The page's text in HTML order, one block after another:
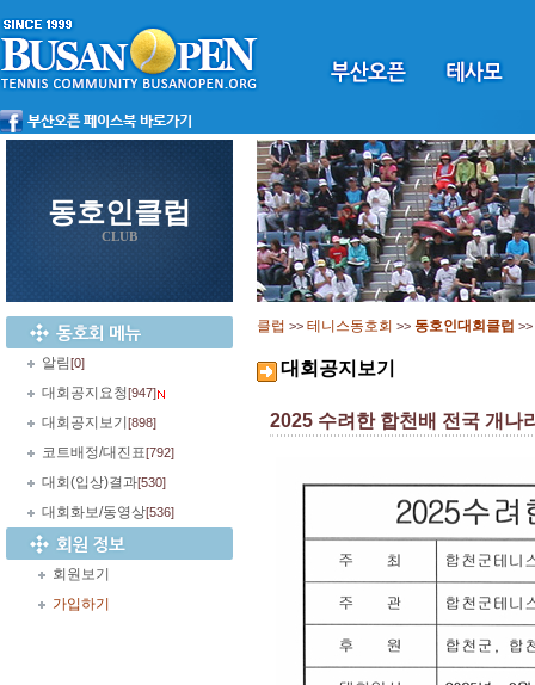
동호인클럽
CLUB
알림[0]
대회공지요청[947]
대회공지보기 [898]
코트배정/대진표[792]
대회(입상)결과[530]
대회화보/동영상[536]
회원보기
가입하기
클럽 >> 테니스동호회 >> 동호인대회클럽 >>
대회공지보기
2025 수려한 합천배 전국 개나